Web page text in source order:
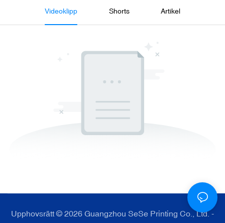
Videoklipp Shorts Artikel
Upphovsrätt © 2026 Guangzhou SeSe Printing Co., Ltd. -